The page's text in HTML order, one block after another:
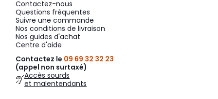
Contactez-nous
Questions fréquentes
Suivre une commande
Nos conditions de livraison
Nos guides d'achat
Centre d'aide
Contactez le 09 69 32 32 23
(appel non surtaxé)
Accès sourds
et malentendants